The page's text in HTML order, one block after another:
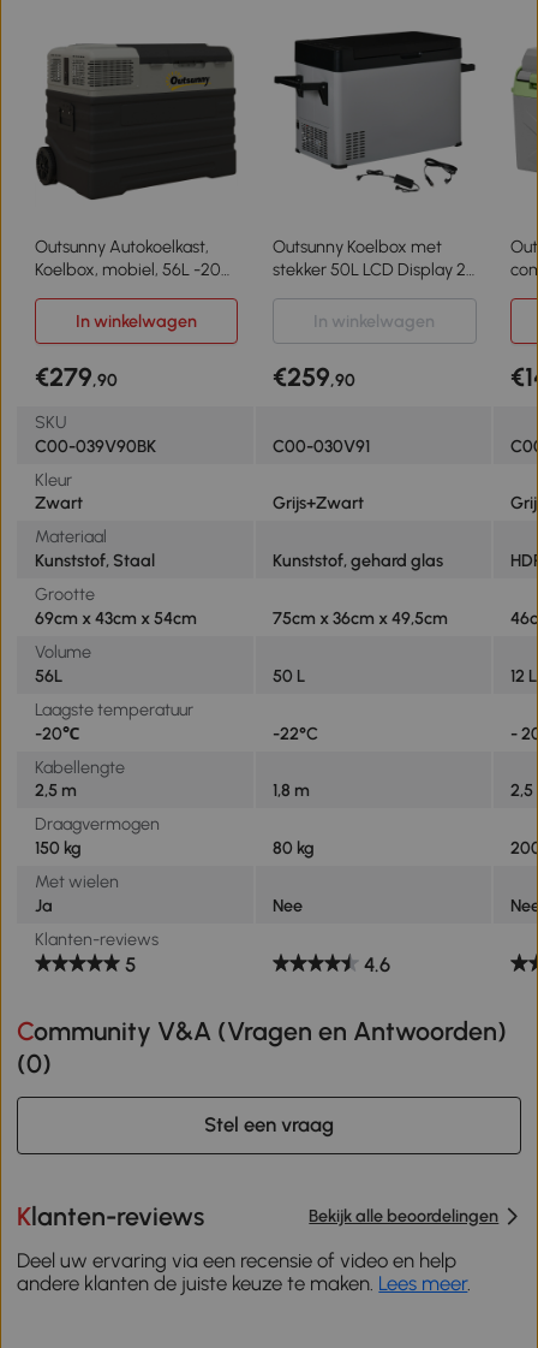
Outsunny Autokoelkast,
Koelbox, mobiel, 56L -20℃
Zwart/Grijs
Outsunny Koelbox met
stekker 50L LCD Display 2
Auto Reizen en Boot
Camper, Grijs en Zwart
In winkelwagen In winkelwagen
€279,90 €259,90
SKU
C00-039V90BK
C00-030V91
Kleur
Zwart
Grijs+Zwart
Materiaal
Kunststof, Staal
Kunststof, gehard glas
Grootte
69cm x 43cm x 54cm
75cm x 36cm x 49,5cm
Volume
56L
50 L
12 L
Laagste temperatuur
-20℃
-22°C
-
Kabellengte
2,5 m
1,8 m
2,5
Draagvermogen
150 kg
80 kg
Met wielen
Ja
Nee
Klanten-reviews
5 4.6
Community V&A (Vragen en Antwoorden)
(0)
Stel een vraag
Klanten-reviews Bekijk alle beoordelingen
Deel uw ervaring via een recensie of video en help
andere klanten de juiste keuze te maken. Lees meer.